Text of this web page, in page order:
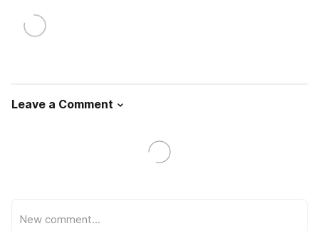
Leave a Comment